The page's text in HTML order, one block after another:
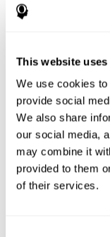
This website
We use cookies
provide social
We also share
our social media,
may combine it
provided to them
of their services.
助训练我们的听觉感
将许多用户带入经
“找到你的
的认知能力
玩 CogniFit 的找到
式。 反复演奏和持
弱或受损的认知功能
触，并帮助神经回路
以激发与抑制、视觉
第一周